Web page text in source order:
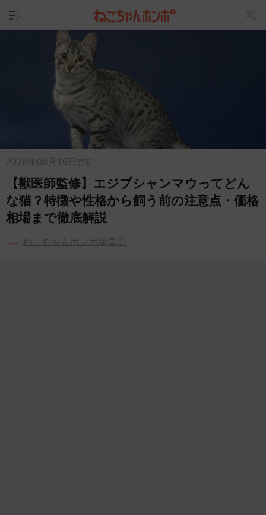
2026年06月19日 更新
【獣医師監修】エジプシャンマウってどん
な猫？特徴や性格から飼う前の注意点・価格
相場まで徹底解説
ねこちゃんホンポ編集部